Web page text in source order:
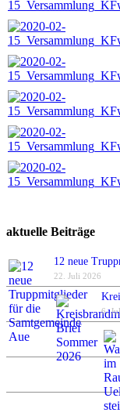
aktuelle Beiträge
12 neue
22. Juli 2026
6.